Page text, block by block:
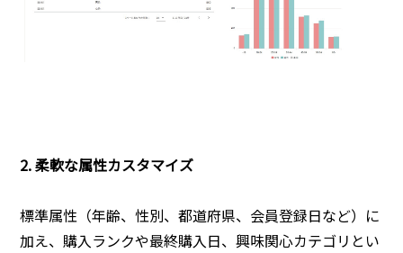
2. 柔軟な属性カスタマイズ
標準属性（年齢、性別、都道府県、会員登録日など）に
加え、購入ランクや最終購入日、興味関心カテゴリとい